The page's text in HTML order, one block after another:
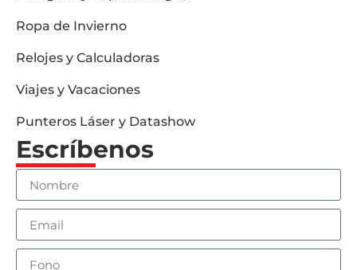
Ropa de Invierno
Relojes y Calculadoras
Viajes y Vacaciones
Punteros Láser y Datashow
Escríbenos